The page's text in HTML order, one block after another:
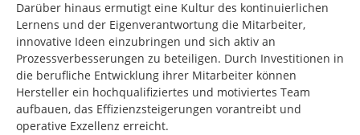
Darüber hinaus ermutigt eine Kultur des kontinuierlichen
Lernens und der Eigenverantwortung die Mitarbeiter,
innovative Ideen einzubringen und sich aktiv an
Prozessverbesserungen zu beteiligen. Durch Investitionen in
die berufliche Entwicklung ihrer Mitarbeiter können
Hersteller ein hochqualifiziertes und motiviertes Team
aufbauen, das Effizienzsteigerungen vorantreibt und
operative Exzellenz erreicht.